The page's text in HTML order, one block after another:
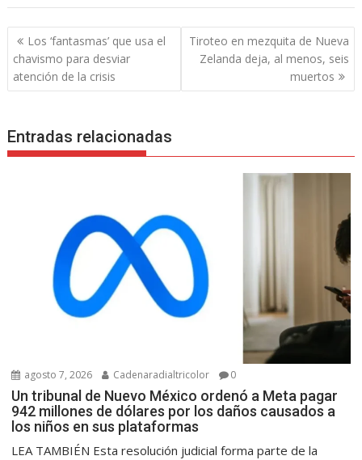
Navegación
de
entradas
Los ‘fantasmas’ que usa el
chavismo para desviar
atención de la crisis
Tiroteo en mezquita de Nueva
Zelanda deja, al menos, seis
muertos
Entradas relacionadas
agosto 7, 2026 Cadenaradialtricolor 0
Un tribunal de Nuevo México ordenó a Meta pagar
942 millones de dólares por los daños causados a
los niños en sus plataformas
LEA TAMBIÉN Esta resolución judicial forma parte de la